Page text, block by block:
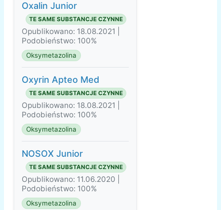
Oxalin Junior
TE SAME SUBSTANCJE CZYNNE
Opublikowano: 18.08.2021 |
Podobieństwo: 100%
Oksymetazolina
Oxyrin Apteo Med
TE SAME SUBSTANCJE CZYNNE
Opublikowano: 18.08.2021 |
Podobieństwo: 100%
Oksymetazolina
NOSOX Junior
TE SAME SUBSTANCJE CZYNNE
Opublikowano: 11.06.2020 |
Podobieństwo: 100%
Oksymetazolina